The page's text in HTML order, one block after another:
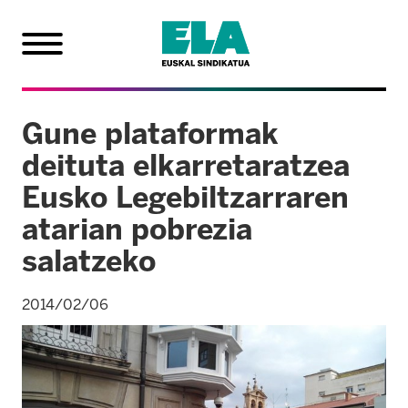
Gune plataformak
deituta elkarretaratzea
Eusko Legebiltzarraren
atarian pobrezia
salatzeko
2014/02/06